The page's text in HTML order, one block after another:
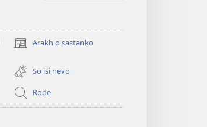
Arakh o sastanko
(opens
window)So isi nevo
Rode